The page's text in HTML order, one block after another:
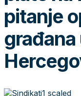
pitanje
građana